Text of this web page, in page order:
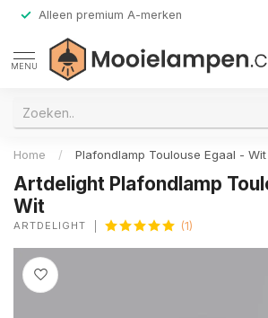
Alleen premium A-merken
MENU
Home / Plafondlamp Toulouse Egaal - Wit
Artdelight Plafondlamp
Wit
ARTDELIGHT (1)